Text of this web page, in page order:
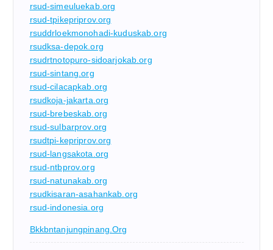
rsud-simeuluekab.org
rsud-tpikepriprov.org
rsuddrloekmonohadi-kuduskab.org
rsudksa-depok.org
rsudrtnotopuro-sidoarjokab.org
rsud-sintang.org
rsud-cilacapkab.org
rsudkoja-jakarta.org
rsud-brebeskab.org
rsud-sulbarprov.org
rsudtpi-kepriprov.org
rsud-langsakota.org
rsud-ntbprov.org
rsud-natunakab.org
rsudkisaran-asahankab.org
rsud-indonesia.org
Bkkbntanjungpinang.org